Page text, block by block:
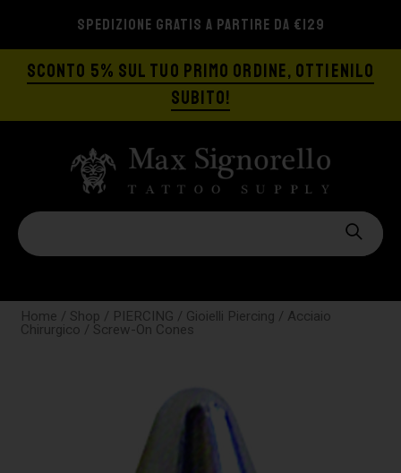
SPEDIZIONE GRATIS A PARTIRE DA €129
SCONTO 5% SUL TUO PRIMO ORDINE, OTTIENILO
SUBITO!
Home / Shop / PIERCING / Gioielli Piercing / Acciaio
Chirurgico / Screw-On Cones